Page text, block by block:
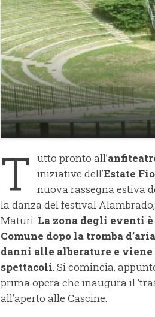
T utto pronto all’
iniziative dell’Estate
nuova rassegna estiva
la danza del festival
Maturi. La zona degli eventi
Comune dopo la tromba
danni alle alberature e
spettacoli. Si comincia,
prima opera che inaugura il
all’aperto alle Cascine.